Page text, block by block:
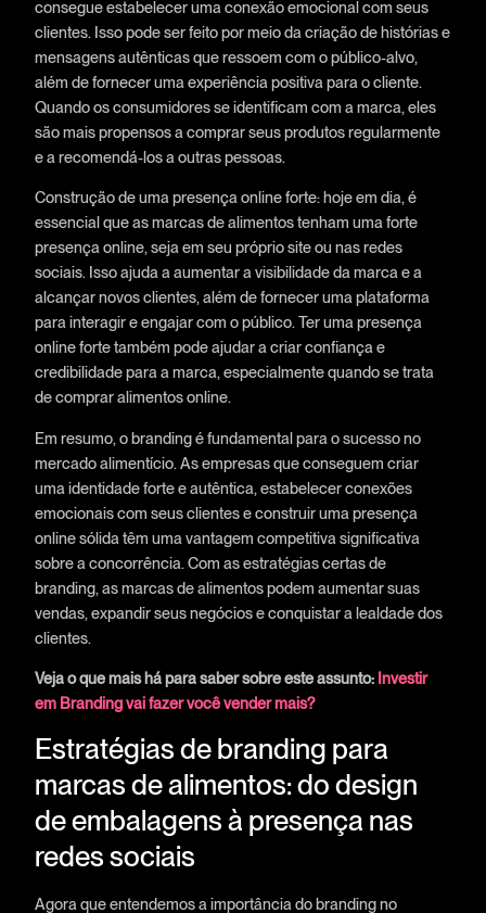
consegue estabelecer uma conexão emocional com seus
clientes. Isso pode ser feito por meio da criação de histórias e
mensagens autênticas que ressoem com o público-alvo,
além de fornecer uma experiência positiva para o cliente.
Quando os consumidores se identificam com a marca, eles
são mais propensos a comprar seus produtos regularmente
e a recomendá-los a outras pessoas.
Construção de uma presença online forte: hoje em dia, é
essencial que as marcas de alimentos tenham uma forte
presença online, seja em seu próprio site ou nas redes
sociais. Isso ajuda a aumentar a visibilidade da marca e a
alcançar novos clientes, além de fornecer uma plataforma
para interagir e engajar com o público. Ter uma presença
online forte também pode ajudar a criar confiança e
credibilidade para a marca, especialmente quando se trata
de comprar alimentos online.
Em resumo, o branding é fundamental para o sucesso no
mercado alimentício. As empresas que conseguem criar
uma identidade forte e autêntica, estabelecer conexões
emocionais com seus clientes e construir uma presença
online sólida têm uma vantagem competitiva significativa
sobre a concorrência. Com as estratégias certas de
branding, as marcas de alimentos podem aumentar suas
vendas, expandir seus negócios e conquistar a lealdade dos
clientes.
Veja o que mais há para saber sobre este assunto: Investir
em Branding vai fazer você vender mais?
Estratégias de branding para
marcas de alimentos: do design
de embalagens à presença nas
redes sociais
Agora que entendemos a importância do branding no